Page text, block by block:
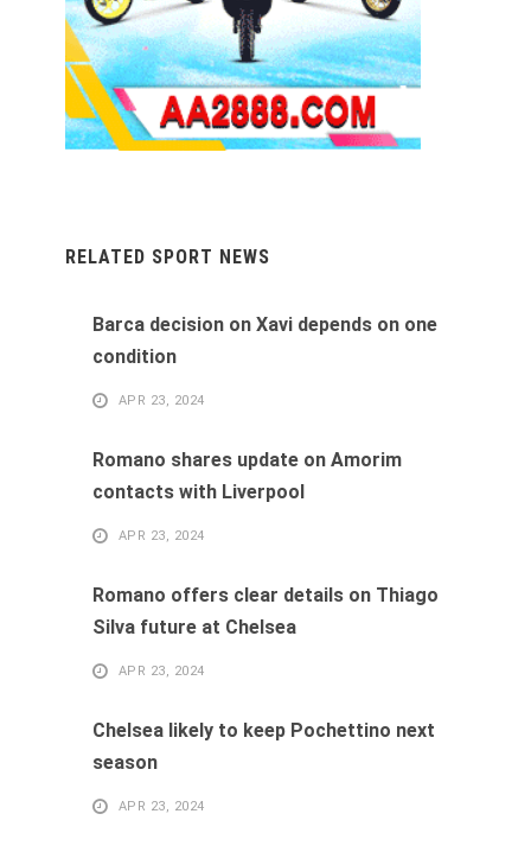
RELATED SPORT NEWS
Barca decision on Xavi depends on one
condition
APR 23, 2024
Romano shares update on Amorim
contacts with Liverpool
APR 23, 2024
Romano offers clear details on Thiago
Silva future at Chelsea
APR 23, 2024
Chelsea likely to keep Pochettino next
season
APR 23, 2024